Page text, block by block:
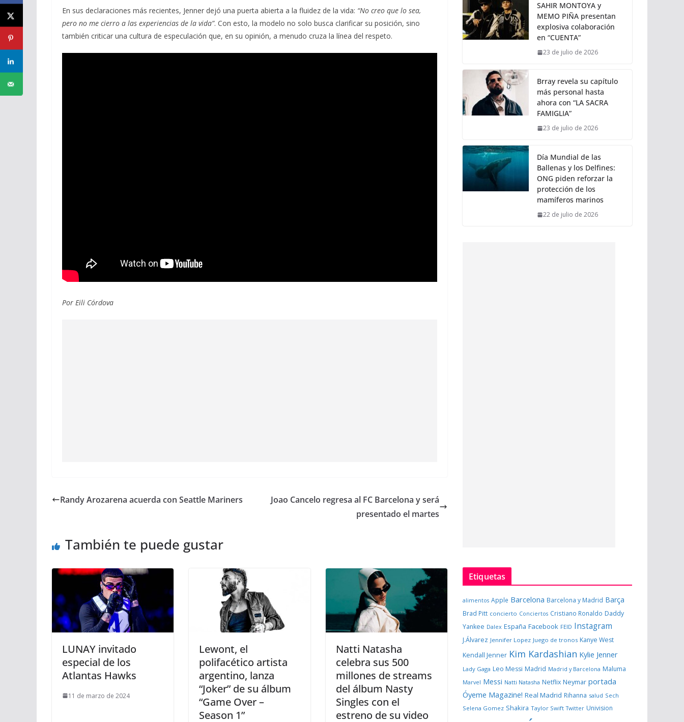
En sus declaraciones más recientes, Jenner dejó una puerta abierta a la fluidez de la vida: “No creo que lo sea,
pero no me cierro a las experiencias de la vida”. Con esto, la modelo no solo busca clarificar su posición, sino
también criticar una cultura de especulación que, en su opinión, a menudo cruza la línea del respeto.
Por Eili Córdova
Randy Arozarena acuerda con Seattle Mariners
Joao Cancelo regresa al FC Barcelona y será
presentado el martes
También te puede gustar
LUNAY invitado
especial de los
Atlantas Hawks
11 de marzo de 2024
Lewont, el
polifacético artista
argentino, lanza
“Joker” de su álbum
“Game Over –
Season 1”
Natti Natasha
celebra sus 500
millones de streams
del álbum Nasty
Singles con el
estreno de su video
SAHIR MONTOYA y
MEMO PIÑA presentan
explosiva colaboración
en “CUENTA”
23 de julio de 2026
Brray revela su capítulo
más personal hasta
ahora con “LA SACRA
FAMIGLIA”
23 de julio de 2026
Día Mundial de las
Ballenas y los Delfines:
ONG piden reforzar la
protección de los
mamíferos marinos
22 de julio de 2026
Etiquetas
alimentos Apple Barcelona Barcelona y Madrid Barça
Brad Pitt concierto Conciertos Cristiano Ronaldo Daddy
Yankee Dalex España Facebook FEID Instagram
J.Álvarez Jennifer Lopez Juego de tronos Kanye West
Kendall Jenner Kim Kardashian Kylie Jenner
Lady Gaga Leo Messi Madrid Madrid y Barcelona Maluma
Marvel Messi Natti Natasha Netflix Neymar portada
Óyeme Magazine! Real Madrid Rihanna salud Sech
Selena Gomez Shakira Taylor Swift Twitter Univision